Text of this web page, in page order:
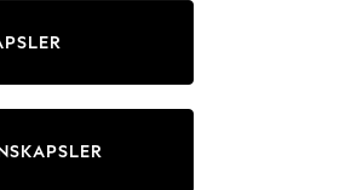
Sitteputer